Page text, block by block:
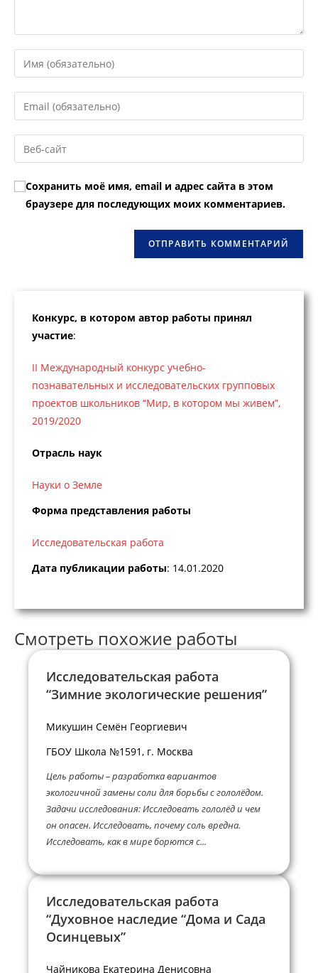
Введите
свое
имя
или
пользователя,
чтобы
прокомментировать
Введите
свой
email-
адрес,
прокомментировать
Введите
URL
вашего
веб-
сайта
Сохранить моё имя, email и адрес сайта в этом
браузере для последующих моих комментариев.
Конкурс, в котором автор работы принял
участие:
II Международный конкурс учебно-
познавательных и исследовательских групповых
проектов школьников “Мир, в котором мы живем”,
2019/2020
Отрасль наук
Науки о Земле
Форма представления работы
Исследовательская работа
Дата публикации работы: 14.01.2020
Смотреть похожие работы
Исследовательская работа
“Зимние экологические решения”
Микушин Семён Георгиевич
ГБОУ Школа №1591, г. Москва
Цель работы – разработка вариантов
экологичной замены соли для борьбы с гололёдом.
Задачи исследования: Исследовать гололёд и чем
он опасен. Исследовать, почему соль вредна.
Исследовать, как в мире борются с...
Исследовательская работа
“Духовное наследие “Дома и Сада
Осинцевых”
Чайникова Екатерина Денисовна